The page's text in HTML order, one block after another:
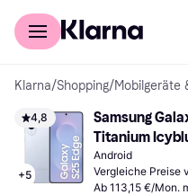
Für Shopper
Klarna/Shopping/Mobilgeräte
4,8
+5
Samsung
Titanium
Android
Vergleiche Preise
Ab 113,15 €/Mon.